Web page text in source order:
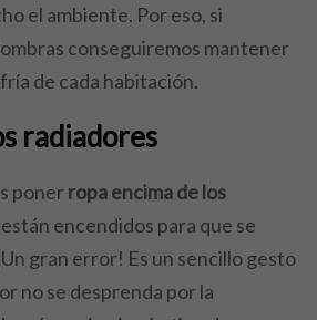
el ambiente. Por eso, si
conseguiremos mantener
de cada habitación.
radiadores
ponerropa encima de los
encendidos para que se
gran error! Es un sencillo gesto
no se desprenda por la